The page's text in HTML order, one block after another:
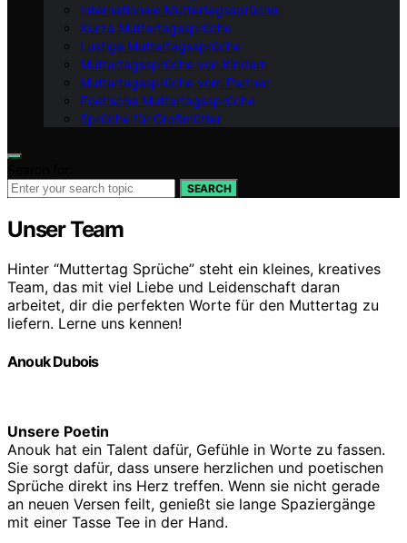
Internationale Muttertagssprüche
Kurze Muttertagssprüche
Lustige Muttertagssprüche
Muttertagssprüche von Kindern
Muttertagssprüche vom Partner
Poetische Muttertagssprüche
Sprüche für Großmütter
SEARCH
Unser Team
Hinter “Muttertag Sprüche” steht ein kleines, kreatives
Team, das mit viel Liebe und Leidenschaft daran
arbeitet, dir die perfekten Worte für den Muttertag zu
liefern. Lerne uns kennen!
Anouk Dubois
Unsere Poetin
Anouk hat ein Talent dafür, Gefühle in Worte zu fassen.
Sie sorgt dafür, dass unsere herzlichen und poetischen
Sprüche direkt ins Herz treffen. Wenn sie nicht gerade
an neuen Versen feilt, genießt sie lange Spaziergänge
mit einer Tasse Tee in der Hand.